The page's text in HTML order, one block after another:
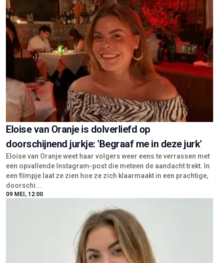
Eloise van Oranje is dolverliefd op
doorschijnend jurkje: 'Begraaf me in deze jurk'
Eloise van Oranje weet haar volgers weer eens te verrassen met
een opvallende Instagram-post die meteen de aandacht trekt. In
een filmpje laat ze zien hoe ze zich klaarmaakt in een prachtige,
doorschi...
09 MEI, 12:00